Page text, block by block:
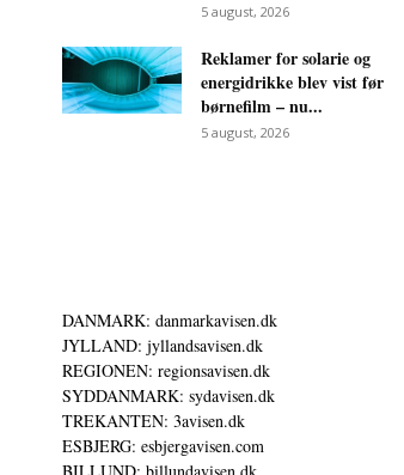
5 august, 2026
Reklamer for solarie og
energidrikke blev vist før
børnefilm – nu...
5 august, 2026
DANMARK: danmarkavisen.dk
JYLLAND: jyllandsavisen.dk
REGIONEN: regionsavisen.dk
SYDDANMARK: sydavisen.dk
TREKANTEN: 3avisen.dk
ESBJERG: esbjergavisen.com